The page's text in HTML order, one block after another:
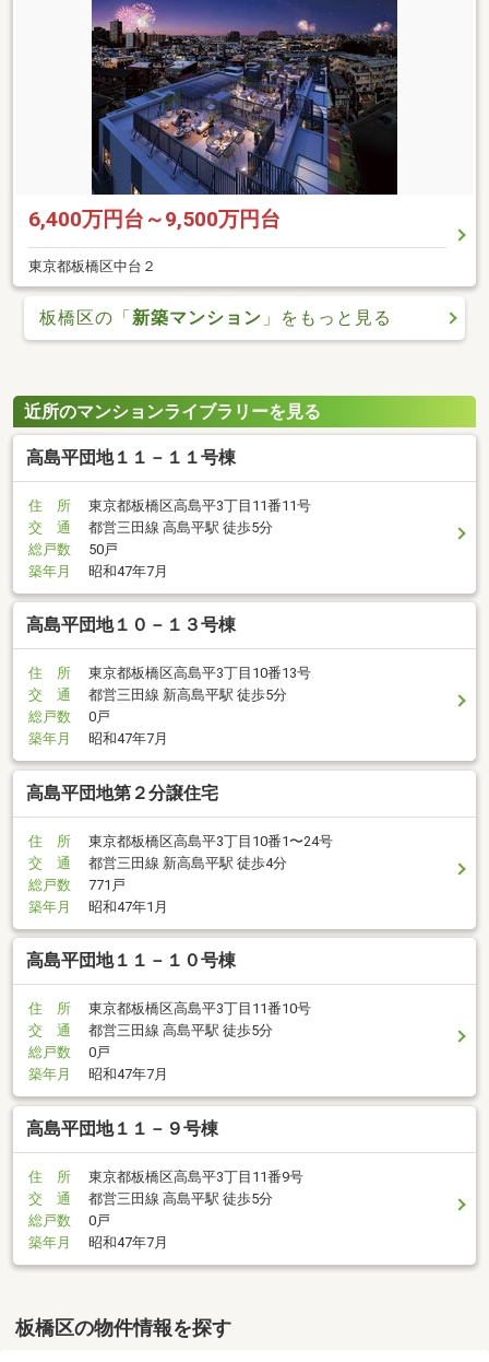
6,400万円台～9,500万円台
東京都板橋区中台２
板橋区の「新築マンション 」をもっと見る
近所のマンションライブラリーを見る
高島平団地１１－１１号棟
住 所
東京都板橋区高島平3丁目11番11号
交 通
都営三田線 高島平駅 徒歩5分
総戸数
50戸
築年月
昭和47年7月
高島平団地１０－１３号棟
住 所
東京都板橋区高島平3丁目10番13号
交 通
都営三田線 新高島平駅 徒歩5分
総戸数
0戸
築年月
昭和47年7月
高島平団地第２分譲住宅
住 所
東京都板橋区高島平3丁目10番1〜24号
交 通
都営三田線 新高島平駅 徒歩4分
総戸数
771戸
築年月
昭和47年1月
高島平団地１１－１０号棟
住 所
東京都板橋区高島平3丁目11番10号
交 通
都営三田線 高島平駅 徒歩5分
総戸数
0戸
築年月
昭和47年7月
高島平団地１１－９号棟
住 所
東京都板橋区高島平3丁目11番9号
交 通
都営三田線 高島平駅 徒歩5分
総戸数
0戸
築年月
昭和47年7月
板橋区の物件情報を探す